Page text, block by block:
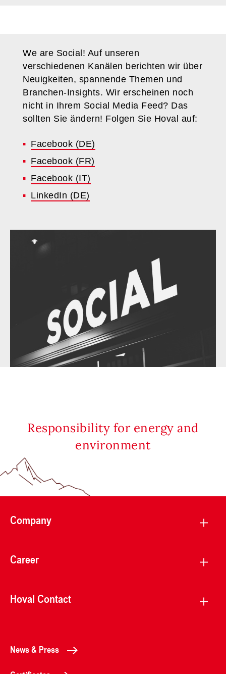
We are Social! Auf unseren
verschiedenen Kanälen berichten wir über
Neuigkeiten, spannende Themen und
Branchen-Insights. Wir erscheinen noch
nicht in Ihrem Social Media Feed? Das
sollten Sie ändern! Folgen Sie Hoval auf:
Facebook (DE)
Facebook (FR)
Facebook (IT)
LinkedIn (DE)
Responsibility for energy and
environment
Company
Career
Hoval Contact
News & Press